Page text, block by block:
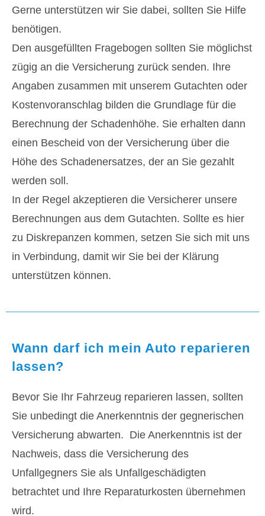
Gerne unterstützen wir Sie dabei, sollten Sie Hilfe
benötigen.
Den ausgefüllten Fragebogen sollten Sie möglichst
zügig an die Versicherung zurück senden. Ihre
Angaben zusammen mit unserem Gutachten oder
Kostenvoranschlag bilden die Grundlage für die
Berechnung der Schadenhöhe. Sie erhalten dann
einen Bescheid von der Versicherung über die
Höhe des Schadenersatzes, der an Sie gezahlt
werden soll.
In der Regel akzeptieren die Versicherer unsere
Berechnungen aus dem Gutachten. Sollte es hier
zu Diskrepanzen kommen, setzen Sie sich mit uns
in Verbindung, damit wir Sie bei der Klärung
unterstützen können.
Wann darf ich mein Auto reparieren
lassen?
Bevor Sie Ihr Fahrzeug reparieren lassen, sollten
Sie unbedingt die Anerkenntnis der gegnerischen
Versicherung abwarten. Die Anerkenntnis ist der
Nachweis, dass die Versicherung des
Unfallgegners Sie als Unfallgeschädigten
betrachtet und Ihre Reparaturkosten übernehmen
wird.